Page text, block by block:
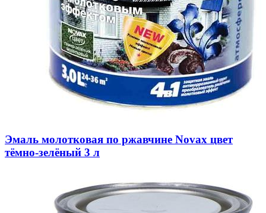
Эмаль молотковая по ржавчине Novax цвет
тёмно-зелёный 3 л